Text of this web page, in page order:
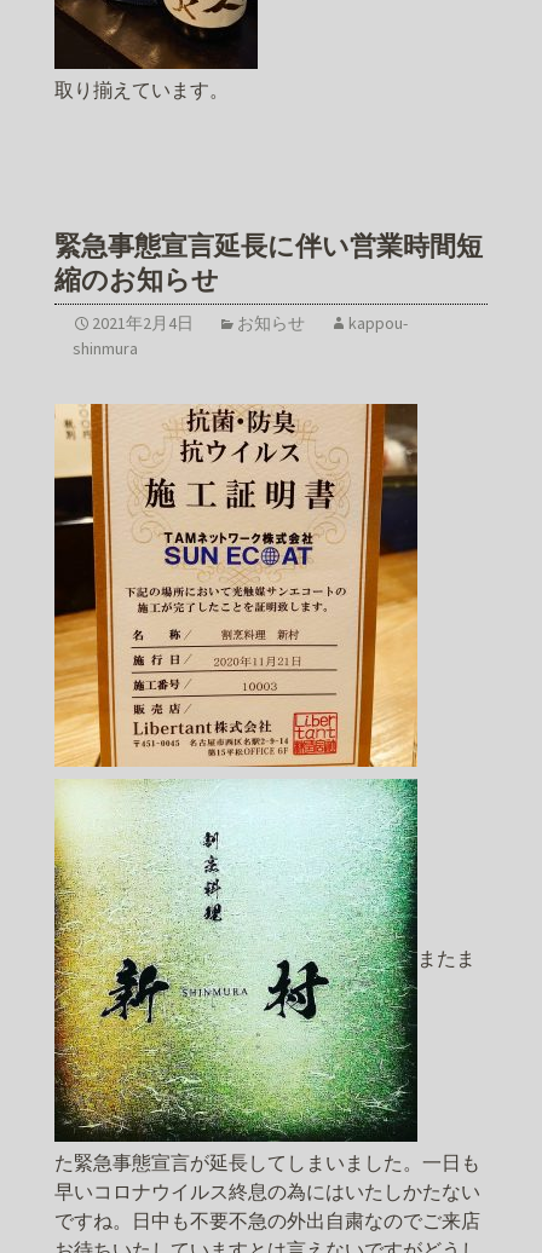
取り揃えています。
緊急事態宣言延長に伴い営業時間短
縮のお知らせ
2021年2月4日 お知らせ
kappou-
shinmura
またま
た緊急事態宣言が延長してしまいました。一日も
早いコロナウイルス終息の為にはいたしかたない
ですね。日中も不要不急の外出自粛なのでご来店